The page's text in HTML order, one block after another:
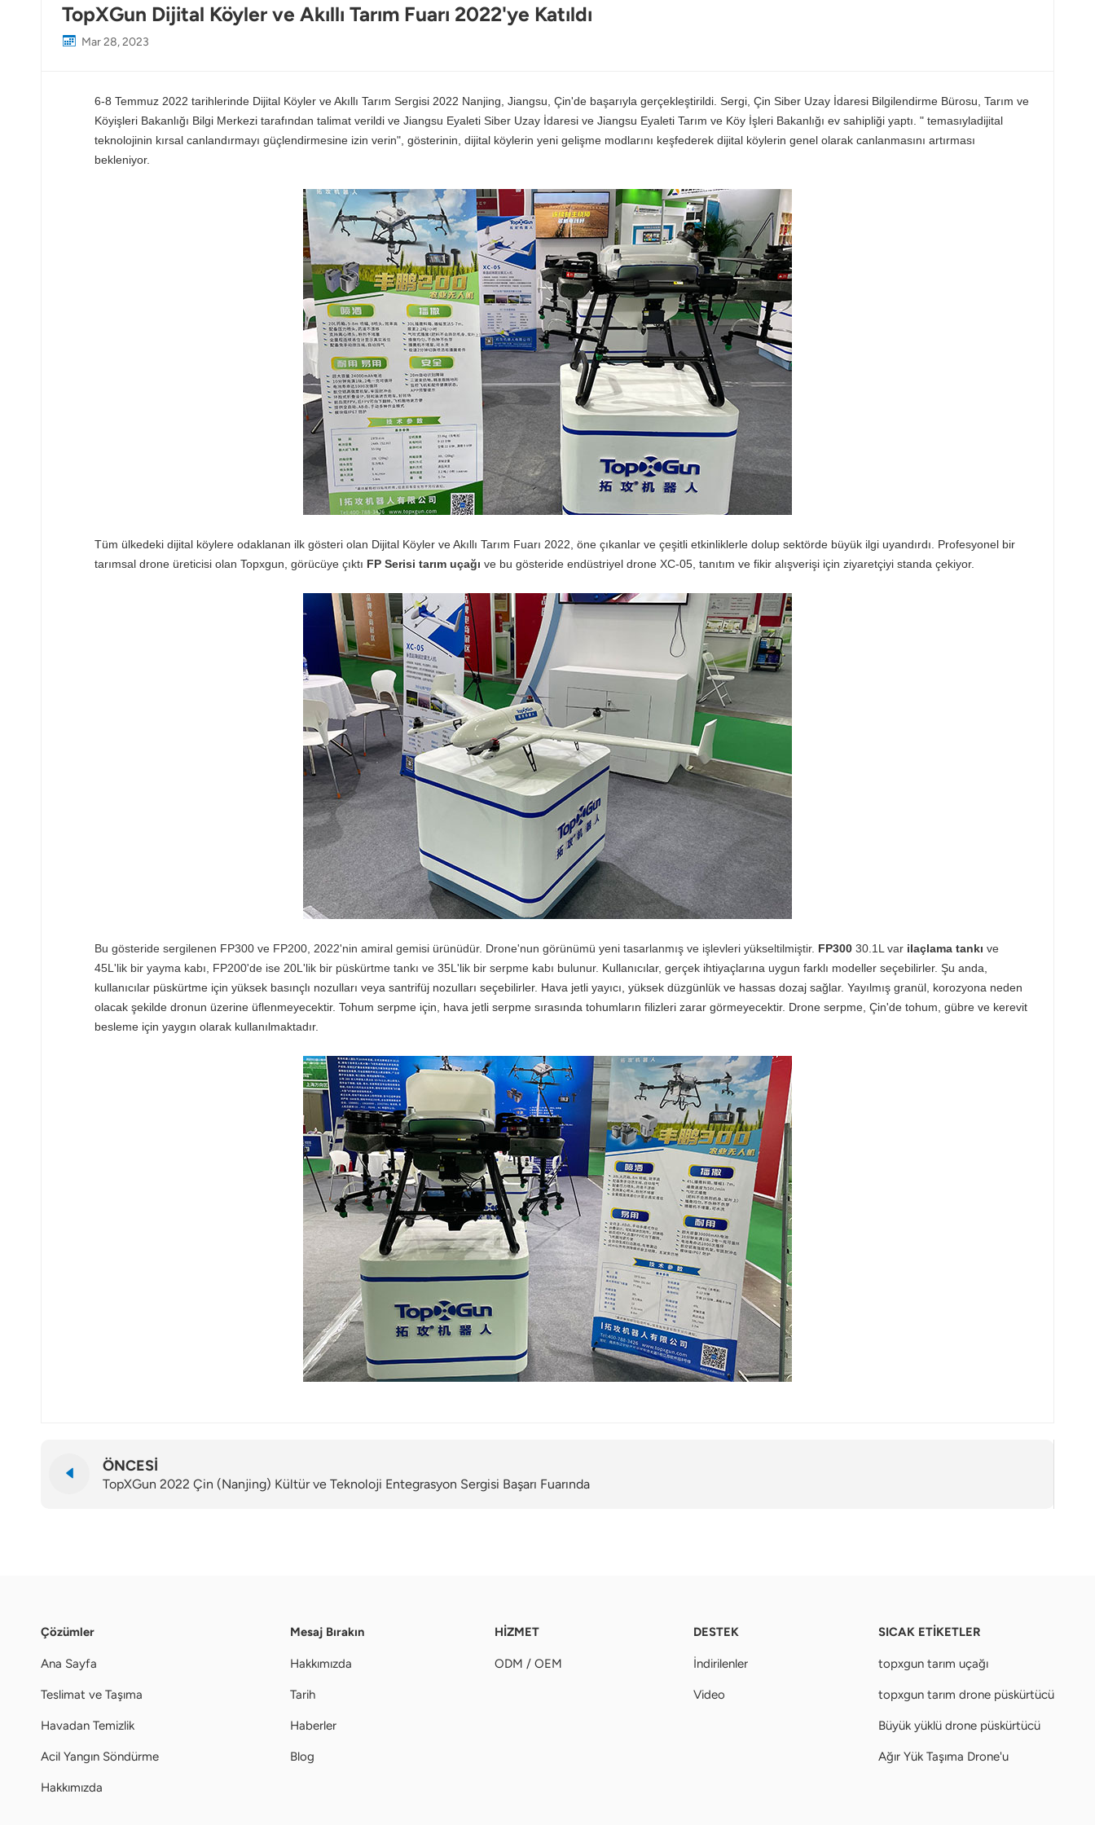
TopXGun Dijital Köyler ve Akıllı Tarım Fuarı 2022'ye Katıldı
Mar 28, 2023
6-8 Temmuz 2022 tarihlerinde Dijital Köyler ve Akıllı Tarım Sergisi 2022 Nanjing, Jiangsu, Çin'de başarıyla gerçekleştirildi. Sergi, Çin Siber Uzay İdaresi Bilgilendirme Bürosu, Tarım ve
Köyişleri Bakanlığı Bilgi Merkezi tarafından talimat verildi ve Jiangsu Eyaleti Siber Uzay İdaresi ve Jiangsu Eyaleti Tarım ve Köy İşleri Bakanlığı ev sahipliği yaptı. " temasıyladijital
teknolojinin kırsal canlandırmayı güçlendirmesine izin verin", gösterinin, dijital köylerin yeni gelişme modlarını keşfederek dijital köylerin genel olarak canlanmasını artırması
bekleniyor.
Tüm ülkedeki dijital köylere odaklanan ilk gösteri olan Dijital Köyler ve Akıllı Tarım Fuarı 2022, öne çıkanlar ve çeşitli etkinliklerle dolup sektörde büyük ilgi uyandırdı. Profesyonel bir
tarımsal drone üreticisi olan Topxgun, görücüye çıktı FP Serisi tarım uçağı ve bu gösteride endüstriyel drone XC-05, tanıtım ve fikir alışverişi için ziyaretçiyi standa çekiyor.
Bu gösteride sergilenen FP300 ve FP200, 2022'nin amiral gemisi ürünüdür. Drone'nun görünümü yeni tasarlanmış ve işlevleri yükseltilmiştir. FP30030.1L var ilaçlama tankı ve
45L'lik bir yayma kabı, FP200'de ise 20L'lik bir püskürtme tankı ve 35L'lik bir serpme kabı bulunur. Kullanıcılar, gerçek ihtiyaçlarına uygun farklı modeller seçebilirler. Şu anda,
kullanıcılar püskürtme için yüksek basınçlı nozulları veya santrifüj nozulları seçebilirler. Hava jetli yayıcı, yüksek düzgünlük ve hassas dozaj sağlar. Yayılmış granül, korozyona neden
olacak şekilde dronun üzerine üflenmeyecektir. Tohum serpme için, hava jetli serpme sırasında tohumların filizleri zarar görmeyecektir. Drone serpme, Çin'de tohum, gübre ve kerevit
besleme için yaygın olarak kullanılmaktadır.
ÖNCESI
TopXGun 2022 Çin (Nanjing) Kültür ve Teknoloji Entegrasyon Sergisi Başarı Fuarında
Çözümler
Ana Sayfa
Teslimat ve Taşıma
Havadan Temizlik
Acil Yangın Söndürme
Hakkımızda
Mesaj Bırakın
Hakkımızda
Tarih
Haberler
Blog
HİZMET
ODM / OEM
DESTEK
İndirilenler
Video
SICAK ETİKETLER
topxgun tarım uçağı
topxgun tarım drone püskürtücü
Büyük yüklü drone püskürtücü
Ağır Yük Taşıma Drone'u